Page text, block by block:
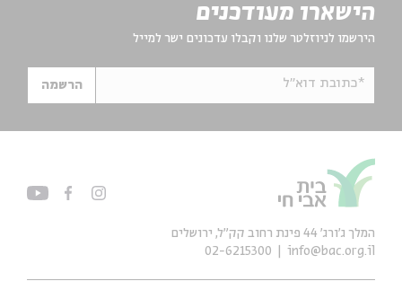
הישארו מעודכנים
הירשמו לניוזלטר שלנו וקבלו עדכונים ישר למייל
*כתובת דוא"ל הרשמה
המלך ג'ורג' 44 פינת רחוב קק״ל, ירושלים
info@bac.org.il
02-6215300